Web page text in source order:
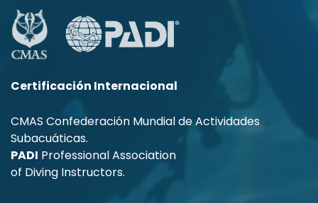
Certificación Internacional
CMAS Confederación Mundial de Actividades
Subacuáticas.
PADI Professional Association
of Diving Instructors.